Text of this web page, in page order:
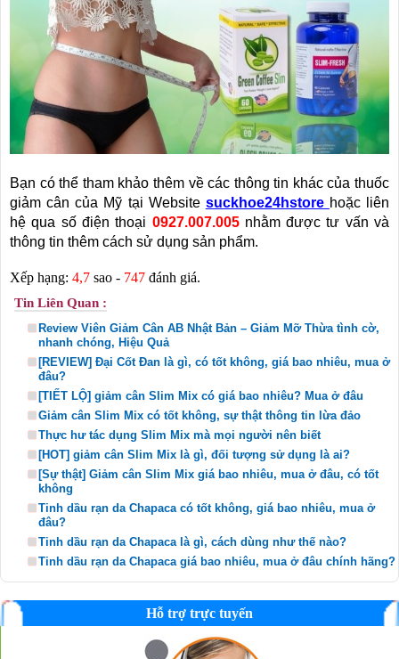
Bạn có thể tham khảo thêm về các thông tin khác của thuốc
giảm cân của Mỹ tại Website suckhoe24hstore hoặc liên
hệ qua số điện thoại 0927.007.005 nhằm được tư vấn và
thông tin thêm cách sử dụng sản phẩm.
Xếp hạng: 4,7 sao - 747 đánh giá.
Tin Liên Quan :
Review Viên Giảm Cân AB Nhật Bản – Giảm Mỡ Thừa tình cờ,
nhanh chóng, Hiệu Quả
[REVIEW] Đại Cốt Đan là gì, có tốt không, giá bao nhiêu, mua ở
đâu?
[TIẾT LỘ] giảm cân Slim Mix có giá bao nhiêu? Mua ở đâu
Giảm cân Slim Mix có tốt không, sự thật thông tin lừa đảo
Thực hư tác dụng Slim Mix mà mọi người nên biết
[HOT] giảm cân Slim Mix là gì, đối tượng sử dụng là ai?
[Sự thật] Giảm cân Slim Mix giá bao nhiêu, mua ở đâu, có tốt
không
Tinh dầu rạn da Chapaca có tốt không, giá bao nhiêu, mua ở
đâu?
Tinh dầu rạn da Chapaca là gì, cách dùng như thế nào?
Tinh dầu rạn da Chapaca giá bao nhiêu, mua ở đâu chính hãng?
Hỗ trợ trực tuyến